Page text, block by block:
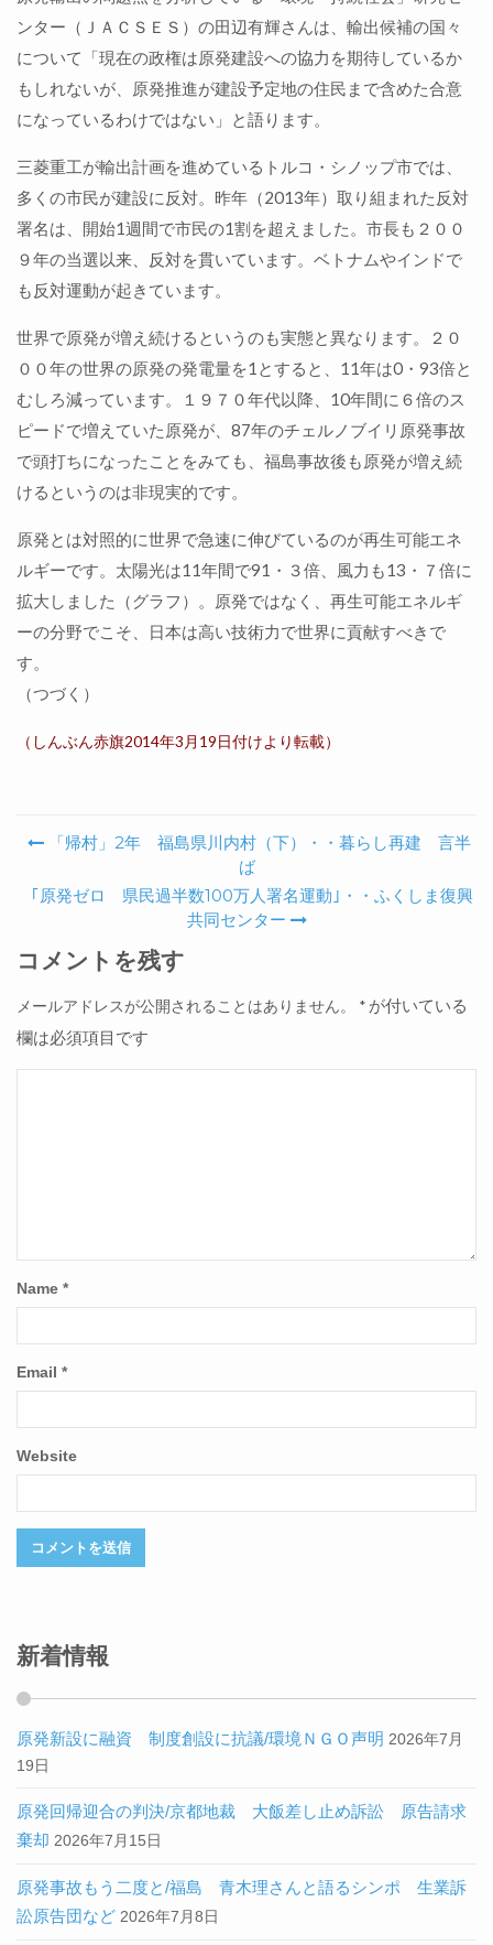
ンター（ＪＡＣＳＥＳ）の田辺有輝さんは、輸出候補の国々
について「現在の政権は原発建設への協力を期待しているか
もしれないが、原発推進が建設予定地の住民まで含めた合意
になっているわけではない」と語ります。
三菱重工が輸出計画を進めているトルコ・シノップ市では、
多くの市民が建設に反対。昨年（2013年）取り組まれた反対
署名は、開始1週間で市民の1割を超えました。市長も２００
９年の当選以来、反対を貫いています。ベトナムやインドで
も反対運動が起きています。
世界で原発が増え続けるというのも実態と異なります。２０
００年の世界の原発の発電量を1とすると、11年は0・93倍と
むしろ減っています。１９７０年代以降、10年間に６倍のス
ピードで増えていた原発が、87年のチェルノブイリ原発事故
で頭打ちになったことをみても、福島事故後も原発が増え続
けるというのは非現実的です。
原発とは対照的に世界で急速に伸びているのが再生可能エネ
ルギーです。太陽光は11年間で91・３倍、風力も13・７倍に
拡大しました（グラフ）。原発ではなく、再生可能エネルギ
ーの分野でこそ、日本は高い技術力で世界に貢献すべきで
す。
（つづく）
（しんぶん赤旗2014年3月19日付けより転載）
Post navigation
「帰村」2年 福島県川内村（下）・・暮らし再建 言半
ば
｢原発ゼロ 県民過半数100万人署名運動｣・・ふくしま復興
共同センター
コメントを残す
メールアドレスが公開されることはありません。 * が付いている
欄は必須項目です
Name *
Email *
Website
新着情報
原発新設に融資 制度創設に抗議/環境ＮＧＯ声明 2026年7月
19日
原発回帰迎合の判決/京都地裁 大飯差し止め訴訟 原告請求
棄却 2026年7月15日
原発事故もう二度と/福島 青木理さんと語るシンポ 生業訴
訟原告団など 2026年7月8日